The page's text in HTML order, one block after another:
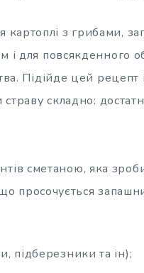
з грибами,
і для повсякденного
Підійде цей рецепт
страву складно:
сметаною, яка
що просочується
підберезники та ін);